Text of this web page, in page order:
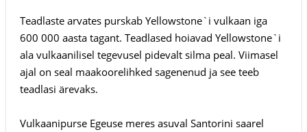
Teadlaste arvates purskab Yellowstone`i vulkaan iga
600 000 aasta tagant. Teadlased hoiavad Yellowstone`i
ala vulkaanilisel tegevusel pidevalt silma peal. Viimasel
ajal on seal maakoorelihked sagenenud ja see teeb
teadlasi ärevaks.
Vulkaanipurse Egeuse meres asuval Santorini saarel